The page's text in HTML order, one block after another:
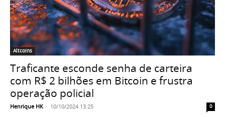
Altcoins
Traficante esconde senha de carteira
com R$ 2 bilhões em Bitcoin e frustra
operação policial
Henrique HK - 10/10/2024 13:25 0